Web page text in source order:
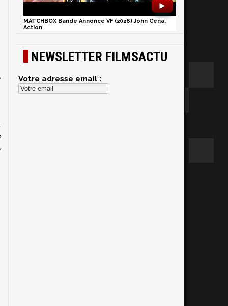
►
MATCHBOX Bande Annonce VF (2026) John Cena,
Action
NEWSLETTER FILMSACTU
Votre adresse email :